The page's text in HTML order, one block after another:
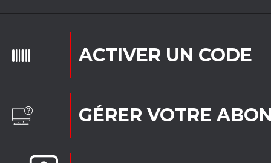
ACTIVER UN CODE
GÉRER VOTRE